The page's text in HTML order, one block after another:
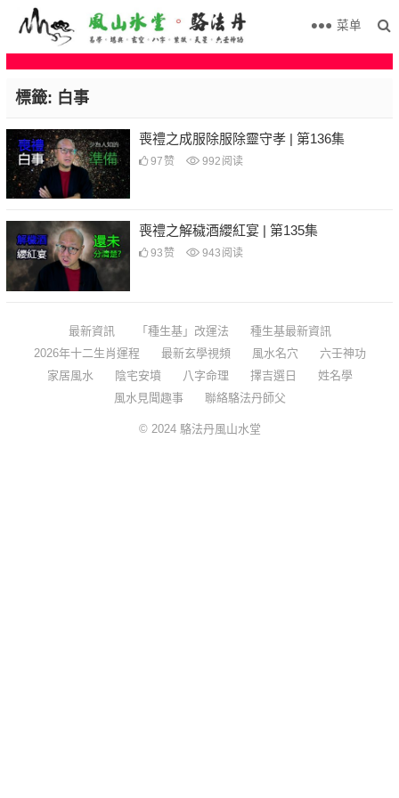
菜单
標籤: 白事
喪禮之成服除服除靈守孝 | 第136集
97 赞 992 阅读
喪禮之解穢酒纓紅宴 | 第135集
93 赞 943 阅读
最新資訊 「種生基」改運法
種生基最新資訊
2026年十二生肖運程
最新玄學視頻 風水名穴
六壬神功
家居風水
陰宅安墳 八字命理 擇吉選日
姓名學
風水見聞趣事
聯絡駱法丹師父
© 2024 駱法丹風山水堂